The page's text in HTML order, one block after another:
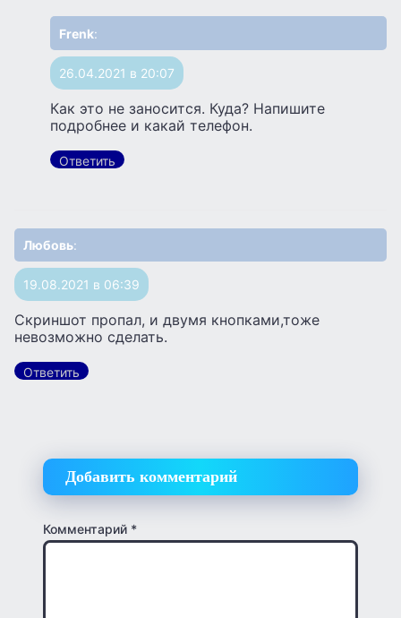
Frenk:
26.04.2021 в 20:07
Как это не заносится. Куда? Напишите
подробнее и какай телефон.
Ответить
Любовь:
19.08.2021 в 06:39
Скриншот пропал, и двумя кнопками,тоже
невозможно сделать.
Ответить
Добавить комментарий
Комментарий *